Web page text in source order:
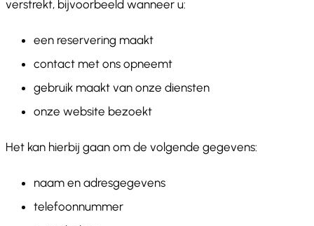
verstrekt, bijvoorbeeld wanneer u:
een reservering maakt
contact met ons opneemt
gebruik maakt van onze diensten
onze website bezoekt
Het kan hierbij gaan om de volgende gegevens:
naam en adresgegevens
telefoonnummer